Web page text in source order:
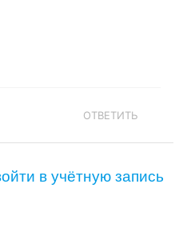
ОТВЕТИТЬ
в учётную запись